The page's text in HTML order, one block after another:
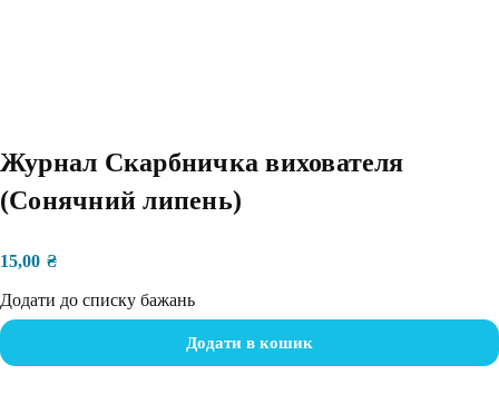
Журнал Скарбничка вихователя
(Сонячний липень)
15,00 ₴
Додати до списку бажань
Додати в кошик